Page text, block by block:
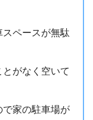
ペースが無駄
がなく空いて
で家の駐車場が